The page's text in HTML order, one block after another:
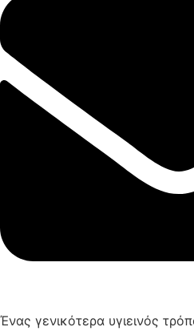
Ένας γενικότερα υγιεινός